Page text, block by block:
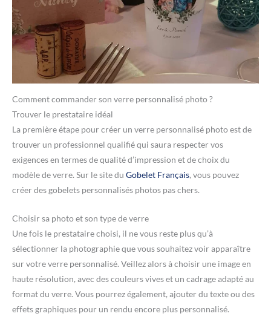
Comment commander son verre personnalisé photo ?
Trouver le prestataire idéal
La première étape pour créer un verre personnalisé photo est de
trouver un professionnel qualifié qui saura respecter vos
exigences en termes de qualité d’impression et de choix du
modèle de verre. Sur le site du Gobelet Français, vous pouvez
créer des gobelets personnalisés photos pas chers.
Choisir sa photo et son type de verre
Une fois le prestataire choisi, il ne vous reste plus qu’à
sélectionner la photographie que vous souhaitez voir apparaître
sur votre verre personnalisé. Veillez alors à choisir une image en
haute résolution, avec des couleurs vives et un cadrage adapté au
format du verre. Vous pourrez également, ajouter du texte ou des
effets graphiques pour un rendu encore plus personnalisé.